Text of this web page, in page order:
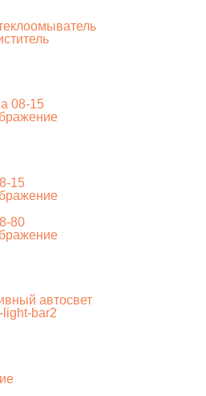
08-15
15
80
автосвет